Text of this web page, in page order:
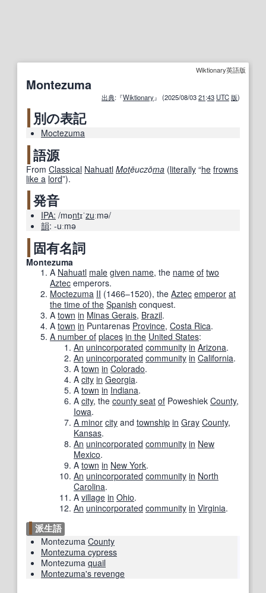
Wiktionary英語版
Montezuma
出典:『Wiktionary』 (2025/08/0321:43 UTC 版)
別の表記
Moctezuma
語源
From Classical Nahuatl Motēuczōma (literally “he frowns
like a lord”).
発音
IPA: /mɒntɪˈzuːmə/
韻: -uːmə
固有名詞
Montezuma
A Nahuatl male given name, the name of two
Aztec emperors.
Moctezuma II (1466–1520), the Aztec emperor at
the time of the Spanish conquest.
A town in Minas Gerais, Brazil.
A town in Puntarenas Province, Costa Rica.
A number of places in the United States:
An unincorporated community in Arizona.
An unincorporated community in California.
A town in Colorado.
A city in Georgia.
A town in Indiana.
A city, the county seat of Poweshiek County,
Iowa.
A minor city and township in Gray County,
Kansas.
An unincorporated community in New
Mexico.
A town in New York.
An unincorporated community in North
Carolina.
A village in Ohio.
An unincorporated community in Virginia.
派生語
Montezuma County
Montezuma cypress
Montezuma quail
Montezuma's revenge